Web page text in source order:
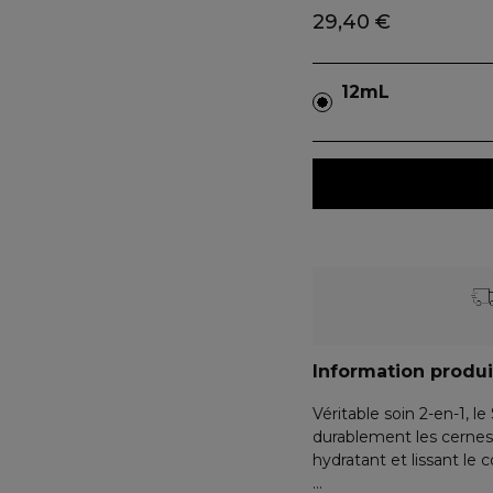
29,40 €
12mL
Information
Véritable soin 2-en-1,
durablement les
hydratant et lissant le